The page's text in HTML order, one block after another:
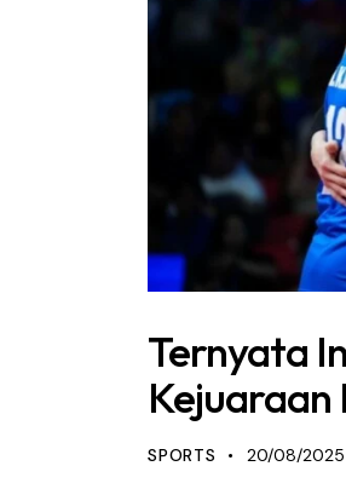
Ternyata
Kejuaraan
SPORTS 20/08/2025